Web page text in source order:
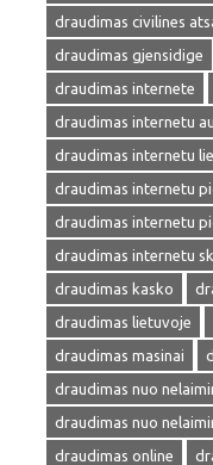
draudimas civilines
draudimas gjensidige
draudimas internete
draudimas internetu
draudimas internetu
draudimas internetu
draudimas internetu
draudimas internetu
draudimas kasko
draudimas lietuvoje
draudimas masinai
draudimas nuo
draudimas nuo
draudimas online